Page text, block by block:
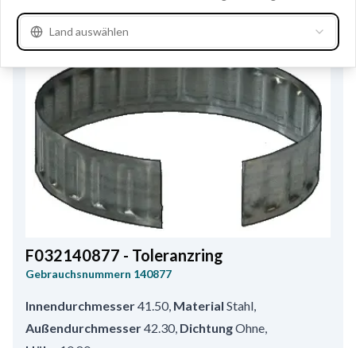
F032140877 - Toleranzring
Gebrauchsnummern 140877
Innendurchmesser41.50, Material Stahl
Außendurchmesser42.30, DichtungOhne
Land auswählen